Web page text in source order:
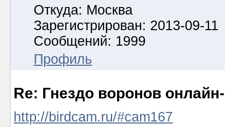
Откуда: Москва
Зарегистрирован: 2013-09-11
Сообщений: 1999
Профиль
Re: Гнездо воронов
http://birdcam.ru/#cam167